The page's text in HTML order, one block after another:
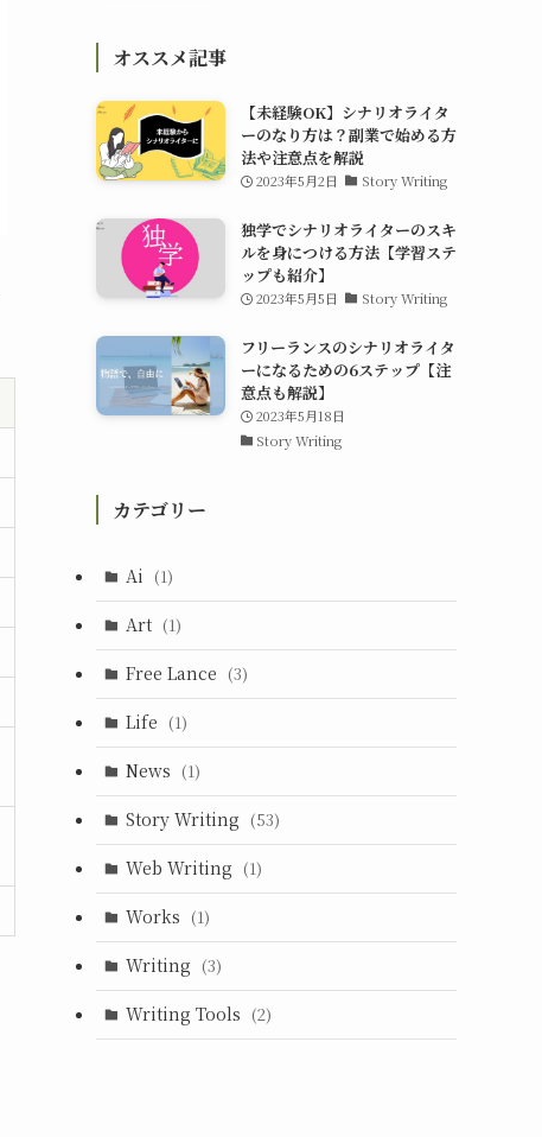
オススメ記事
【未経験OK】シナリオライタ
ーのなり方は？副業で始める方
法や注意点を解説
2023年5月2日 Story Writing
独学でシナリオライターのスキ
ルを身につける方法【学習ステ
ップも紹介】
2023年5月5日 Story Writing
フリーランスのシナリオライタ
ーになるための6ステップ【注
意点も解説】
2023年5月18日
Story Writing
カテゴリー
Ai (1)
Art (1)
Free Lance (3)
Life (1)
News (1)
Story Writing (53)
Web Writing (1)
Works (1)
Writing (3)
Writing Tools (2)